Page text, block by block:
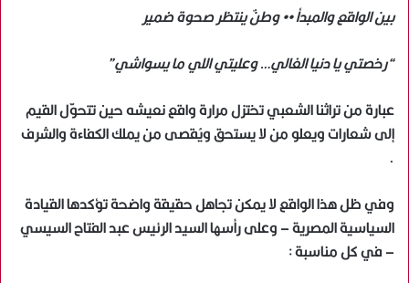
بين الواقع والمبدأ •• وطنٌ ينتظر صحوة ضمير
“رخصتي يا دنيا الغالي… وعليتي اللي ما يسواشي”
عبارة من تراثنا الشعبي تختزل مرارة واقع نعيشه حين تتحوّل القيم
إلى شعارات ويعلو من لا يستحق ويُقصى من يملك الكفاءة والشرف
.
وفي ظل هذا الواقع لا يمكن تجاهل حقيقة واضحة تؤكدها القيادة
السياسية المصرية – وعلى رأسها السيد الرئيس عبد الفتاح السيسي
– في كل مناسبة :